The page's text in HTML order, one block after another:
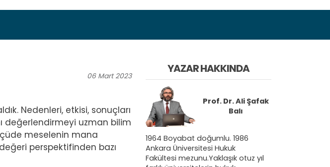
06 Mart 2023
Nedenleri, etkisi, sonuçları
değerlendirmeyi uzman bilim
meselenin mana
perspektifinden bazı
YAZAR HAKKINDA
Prof. Dr.Ali Şafak
Balı
1964 Boyabat doğumlu. 1986
Ankara Üniversitesi Hukuk
Fakültesi mezunu.Yaklaşık otuz yıl